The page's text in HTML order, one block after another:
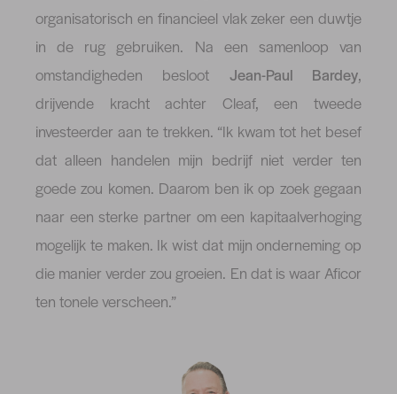
organisatorisch en financieel vlak zeker een duwtje
in de rug gebruiken. Na een samenloop van
omstandigheden besloot Jean-Paul Bardey,
drijvende kracht achter Cleaf, een tweede
investeerder aan te trekken. “Ik kwam tot het besef
dat alleen handelen mijn bedrijf niet verder ten
goede zou komen. Daarom ben ik op zoek gegaan
naar een sterke partner om een kapitaalverhoging
mogelijk te maken. Ik wist dat mijn onderneming op
die manier verder zou groeien. En dat is waar Aficor
ten tonele verscheen.”